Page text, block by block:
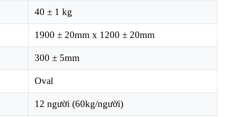
40 ± 1 kg
1900 ± 20mm x 1200 ± 20mm
300 ± 5mm
Oval
12 người (60kg/người)